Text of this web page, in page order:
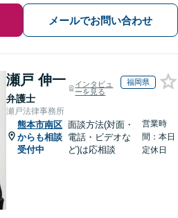
メールでお問い合わせ
瀬戸 伸一
弁護士
インタビュ
ーを見る
福岡県
瀬戸法律事務所
熊本市南区
からも相談
受付中
面談方法(対面・
電話・ビデオな
ど)は応相談
営業時
間：本日
定休日